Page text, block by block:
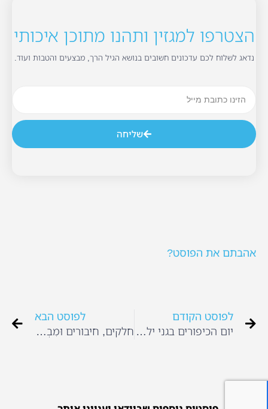
הצטרפו למגזין ותהנו מתוכן איכותי
נדאג לשלוח לכם עדכונים חשובים בנושא הגיל הרך, מבצעים והטבות ועוד.
שליחה
אהבתם את הפוסט?
לפוסט הקודם
יום הכיפורים בגני ילדים
לפוסט הבא
חלקים, חיבורים וּמִבְנִים